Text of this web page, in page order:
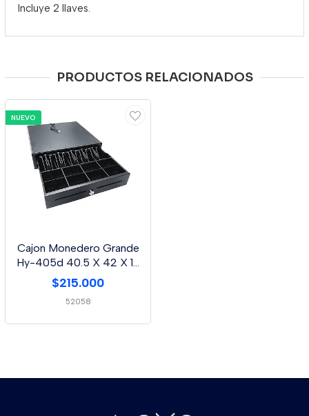
Incluye 2 llaves.
PRODUCTOS RELACIONADOS
NUEVO
Cajon Monedero Grande
Hy-405d 40.5 X 42 X 10
Cm
$215.000
52058